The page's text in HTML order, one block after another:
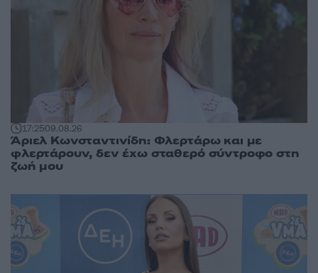
17:2509.08.26
Άριελ Κωνσταντινίδη: Φλερτάρω και με
φλερτάρουν, δεν έχω σταθερό σύντροφο στη
ζωή μου